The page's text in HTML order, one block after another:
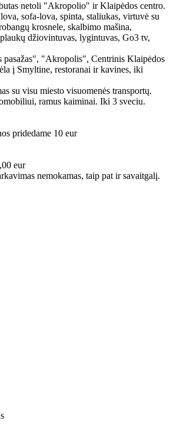
netoli "Akropolio" ir Klaipėdos centro.
sofa-lova, spinta, staliukas, virtuvė su
krosnele, skalbimo mašina,
džiovintuvas, lygintuvas, Go3 tv,
pasažas", "Akropolis", Centrinis Klaipėdos
į Smyltine, restoranai ir kavines, iki
su visu miesto visuomenės transportų.
ramus kaiminai. Iki 3 sveciu.
pridedame 10 eur
eur
nemokamas, taip pat ir savaitgalį.